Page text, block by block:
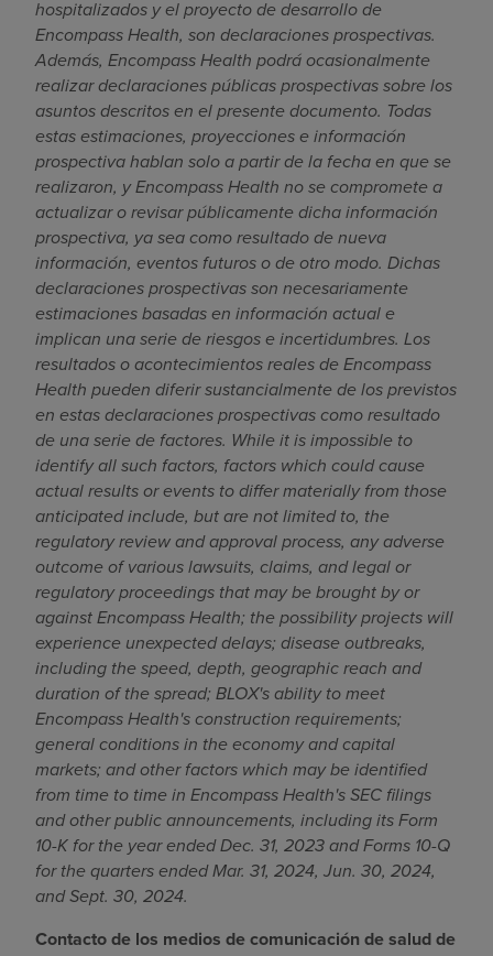
hospitalizados y el proyecto de desarrollo de
Encompass Health, son declaraciones prospectivas.
Además, Encompass Health podrá ocasionalmente
realizar declaraciones públicas prospectivas sobre los
asuntos descritos en el presente documento. Todas
estas estimaciones, proyecciones e información
prospectiva hablan solo a partir de la fecha en que se
realizaron, y Encompass Health no se compromete a
actualizar o revisar públicamente dicha información
prospectiva, ya sea como resultado de nueva
información, eventos futuros o de otro modo. Dichas
declaraciones prospectivas son necesariamente
estimaciones basadas en información actual e
implican una serie de riesgos e incertidumbres. Los
resultados o acontecimientos reales de Encompass
Health pueden diferir sustancialmente de los previstos
en estas declaraciones prospectivas como resultado
de una serie de factores. While it is impossible to
identify all such factors, factors which could cause
actual results or events to differ materially from those
anticipated include, but are not limited to, the
regulatory review and approval process, any adverse
outcome of various lawsuits, claims, and legal or
regulatory proceedings that may be brought by or
against Encompass Health; the possibility projects will
experience unexpected delays; disease outbreaks,
including the speed, depth, geographic reach and
duration of the spread; BLOX's ability to meet
Encompass Health's construction requirements;
general conditions in the economy and capital
markets; and other factors which may be identified
from time to time in Encompass Health's SEC filings
and other public announcements, including its Form
10-K for the year endedDec. 31, 2023and Forms 10-Q
for the quarters endedMar. 31, 2024, Jun. 30, 2024,
andSept. 30, 2024.
Contacto de los medios de comunicación de salud de